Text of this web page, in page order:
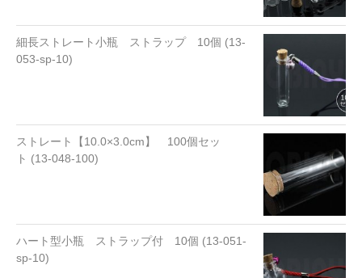
細長ストレート小瓶 ストラップ 10個 (13-
053-sp-10)
ストレート【10.0×3.0cm】 100個セッ
ト (13-048-100)
ハート型小瓶 ストラップ付 10個 (13-051-
sp-10)